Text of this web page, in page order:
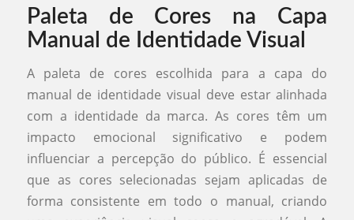
Paleta de Cores na Capa
Manual de Identidade Visual
A paleta de cores escolhida para a capa do
manual de identidade visual deve estar alinhada
com a identidade da marca. As cores têm um
impacto emocional significativo e podem
influenciar a percepção do público. É essencial
que as cores selecionadas sejam aplicadas de
forma consistente em todo o manual, criando